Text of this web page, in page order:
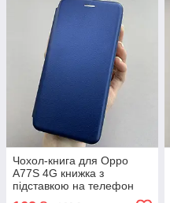
Чохол-книга для Oppo
A77S 4G книжка з
підставкою на телефон
оппо а77с 4г синя stn